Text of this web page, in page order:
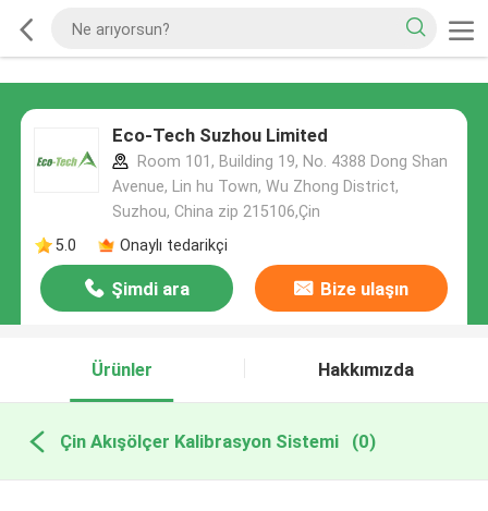
Eco-Tech Suzhou Limited
Room 101, Building 19, No. 4388 Dong Shan
Avenue, Lin hu Town, Wu Zhong District,
Suzhou, China zip 215106,Çin
5.0
Onaylı tedarikçi
Şimdi ara Bize ulaşın
Ürünler Hakkımızda
Çin Akışölçer Kalibrasyon Sistemi (0)